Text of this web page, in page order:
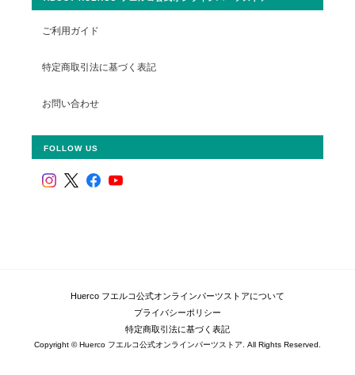
ご利用ガイド
特定商取引法に基づく表記
お問い合わせ
FOLLOW US
Huerco フエルコ公式オンラインパーツストアについて
プライバシーポリシー
特定商取引法に基づく表記
Copyright © Huerco フエルコ公式オンラインパーツストア. All Rights Reserved.